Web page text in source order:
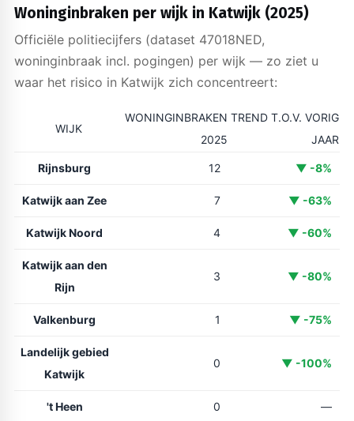
Woninginbraken per wijk in Katwijk (2025)
Officiële politiecijfers (dataset 47018NED,
woninginbraak incl. pogingen) per wijk — zo ziet u
waar het risico in Katwijk zich concentreert:
WIJK
WONINGINBRAKEN
2025
TREND T.O.V. VORIG
JAAR
Rijnsburg 12 ▼ -8%
Katwijk aan Zee 7 ▼ -63%
Katwijk Noord 4 ▼ -60%
Katwijk aan den
Rijn
3 ▼ -80%
Valkenburg 1 ▼ -75%
Landelijk gebied
Katwijk
0 ▼ -100%
't Heen 0 —